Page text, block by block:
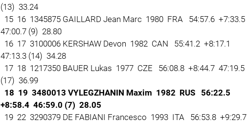
(13) 33.24
15 16 1345875 GAILLARD Jean Marc 1980 FRA 54:57.6 +7:33.5
47:00.7 (9) 28.80
16 17 3100006 KERSHAW Devon 1982 CAN 55:41.2 +8:17.1
47:13.3 (14) 34.28
17 18 1217350 BAUER Lukas 1977 CZE 56:08.8 +8:44.7 47:19.5
(17) 36.99
18 19 3480013 VYLEGZHANIN Maxim 1982 RUS 56:22.5
+8:58.4 46:59.0 (7) 28.05
19 22 3290379 DE FABIANI Francesco 1993 ITA 56:53.8 +9:29.7